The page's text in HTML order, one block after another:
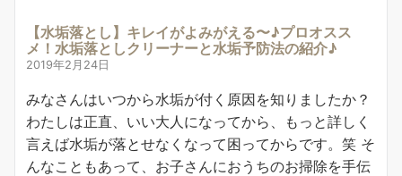
【水垢落とし】キレイがよみがえる〜♪プロオスス
メ！水垢落としクリーナーと水垢予防法の紹介♪
2019年2月24日
みなさんはいつから水垢が付く原因を知りましたか？
わたしは正直、いい大人になってから、もっと詳しく
言えば水垢が落とせなくなって困ってからです。笑 そ
んなこともあって、お子さんにおうちのお掃除を手伝